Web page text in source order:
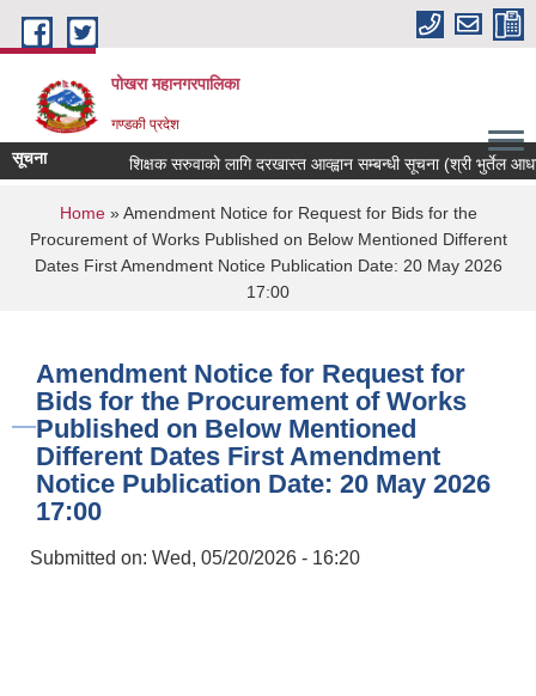
Skip to main content
पोखरा महानगरपालिका
गण्डकी प्रदेश
सूचना शिक्षक सरुवाको लागि दरखास्त आव्ह्वान सम्बन्धी सूचना (श्री भुर्तेल
You are here
Home» Amendment Notice for Request for Bids for the
Procurement of Works Published on Below Mentioned Different
Dates First Amendment Notice Publication Date: 20 May 2026
17:00
Amendment Notice for Request for
Bids for the Procurement of Works
Published on Below Mentioned
Different Dates First Amendment
Notice Publication Date: 20 May 2026
17:00
Submitted on: Wed, 05/20/2026 - 16:20